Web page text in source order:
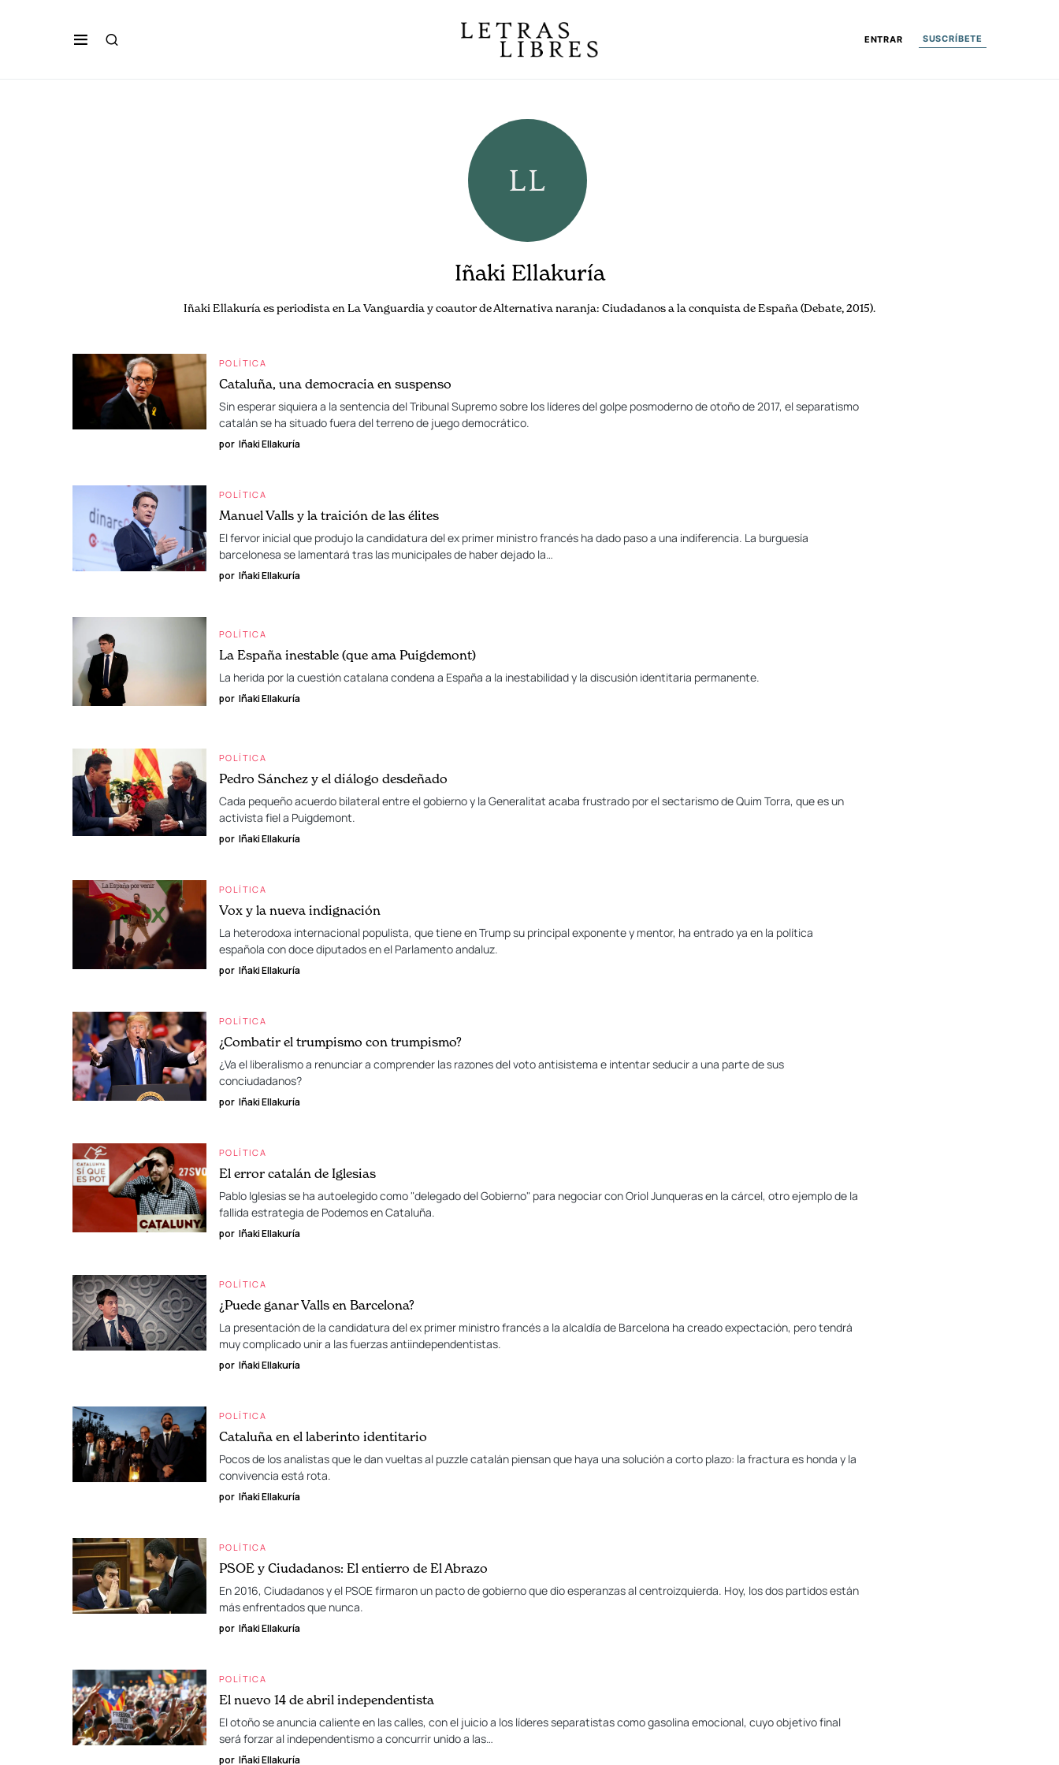
ENTRAR SUSCRÍBETE
Iñaki Ellakuría
Iñaki Ellakuría es periodista en La Vanguardia y coautor de Alternativa naranja: Ciudadanos a la conquista de España (Debate, 2015).
POLÍTICA
Cataluña, una democracia en suspenso
Sin esperar siquiera a la sentencia del Tribunal Supremo sobre los líderes del golpe posmoderno de otoño de 2017, el separatismo
catalán se ha situado fuera del terreno de juego democrático.
por Iñaki Ellakuría
POLÍTICA
Manuel Valls y la traición de las élites
El fervor inicial que produjo la candidatura del ex primer ministro francés ha dado paso a una indiferencia. La burguesía
barcelonesa se lamentará tras las municipales de haber dejado la…
por Iñaki Ellakuría
POLÍTICA
La España inestable (que ama Puigdemont)
La herida por la cuestión catalana condena a España a la inestabilidad y la discusión identitaria permanente.
por Iñaki Ellakuría
POLÍTICA
Pedro Sánchez y el diálogo desdeñado
Cada pequeño acuerdo bilateral entre el gobierno y la Generalitat acaba frustrado por el sectarismo de Quim Torra, que es un
activista fiel a Puigdemont.
por Iñaki Ellakuría
POLÍTICA
Vox y la nueva indignación
La heterodoxa internacional populista, que tiene en Trump su principal exponente y mentor, ha entrado ya en la política
española con doce diputados en el Parlamento andaluz.
por Iñaki Ellakuría
POLÍTICA
¿Combatir el trumpismo con trumpismo?
¿Va el liberalismo a renunciar a comprender las razones del voto antisistema e intentar seducir a una parte de sus
conciudadanos?
por Iñaki Ellakuría
POLÍTICA
El error catalán de Iglesias
Pablo Iglesias se ha autoelegido como "delegado del Gobierno" para negociar con Oriol Junqueras en la cárcel, otro ejemplo de la
fallida estrategia de Podemos en Cataluña.
por Iñaki Ellakuría
POLÍTICA
¿Puede ganar Valls en Barcelona?
La presentación de la candidatura del ex primer ministro francés a la alcaldía de Barcelona ha creado expectación, pero tendrá
muy complicado unir a las fuerzas antiindependentistas.
por Iñaki Ellakuría
POLÍTICA
Cataluña en el laberinto identitario
Pocos de los analistas que le dan vueltas al puzzle catalán piensan que haya una solución a corto plazo: la fractura es honda y la
convivencia está rota.
por Iñaki Ellakuría
POLÍTICA
PSOE y Ciudadanos: El entierro de El Abrazo
En 2016, Ciudadanos y el PSOE firmaron un pacto de gobierno que dio esperanzas al centroizquierda. Hoy, los dos partidos están
más enfrentados que nunca.
por Iñaki Ellakuría
POLÍTICA
El nuevo 14 de abril independentista
El otoño se anuncia caliente en las calles, con el juicio a los líderes separatistas como gasolina emocional, cuyo objetivo final
será forzar al independentismo a concurrir unido a las…
por Iñaki Ellakuría